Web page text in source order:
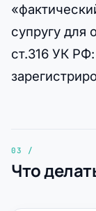
супругу
ст.316 УК
Что